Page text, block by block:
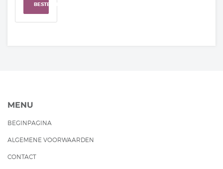
BESTELLEN
MENU
BEGINPAGINA
ALGEMENE VOORWAARDEN
CONTACT